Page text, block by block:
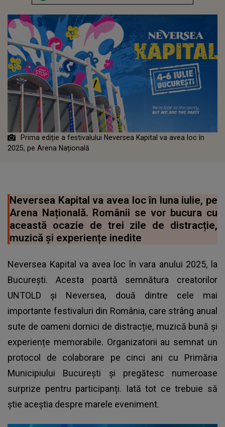
Prima ediție a festivalului Neversea Kapital va avea loc în
2025, pe Arena Națională
Neversea Kapital va avea loc în luna iulie, pe
Arena Națională. Românii se vor bucura cu
această ocazie de trei zile de distracție,
muzică și experiențe inedite
Neversea Kapital va avea loc în vara anului 2025, la
București. Acesta poartă semnătura creatorilor
UNTOLD și Neversea, două dintre cele mai
importante festivaluri din România, care strâng anual
sute de oameni dornici de distracție, muzică bună și
experiențe memorabile. Organizatorii au semnat un
protocol de colaborare pe cinci ani cu Primăria
Municipiului București și pregătesc numeroase
surprize pentru participanți. Iată tot ce trebuie să
știe aceștia despre marele eveniment.